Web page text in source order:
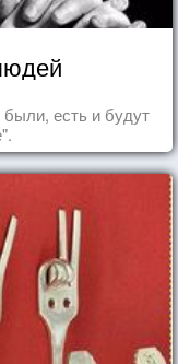
есть и будут